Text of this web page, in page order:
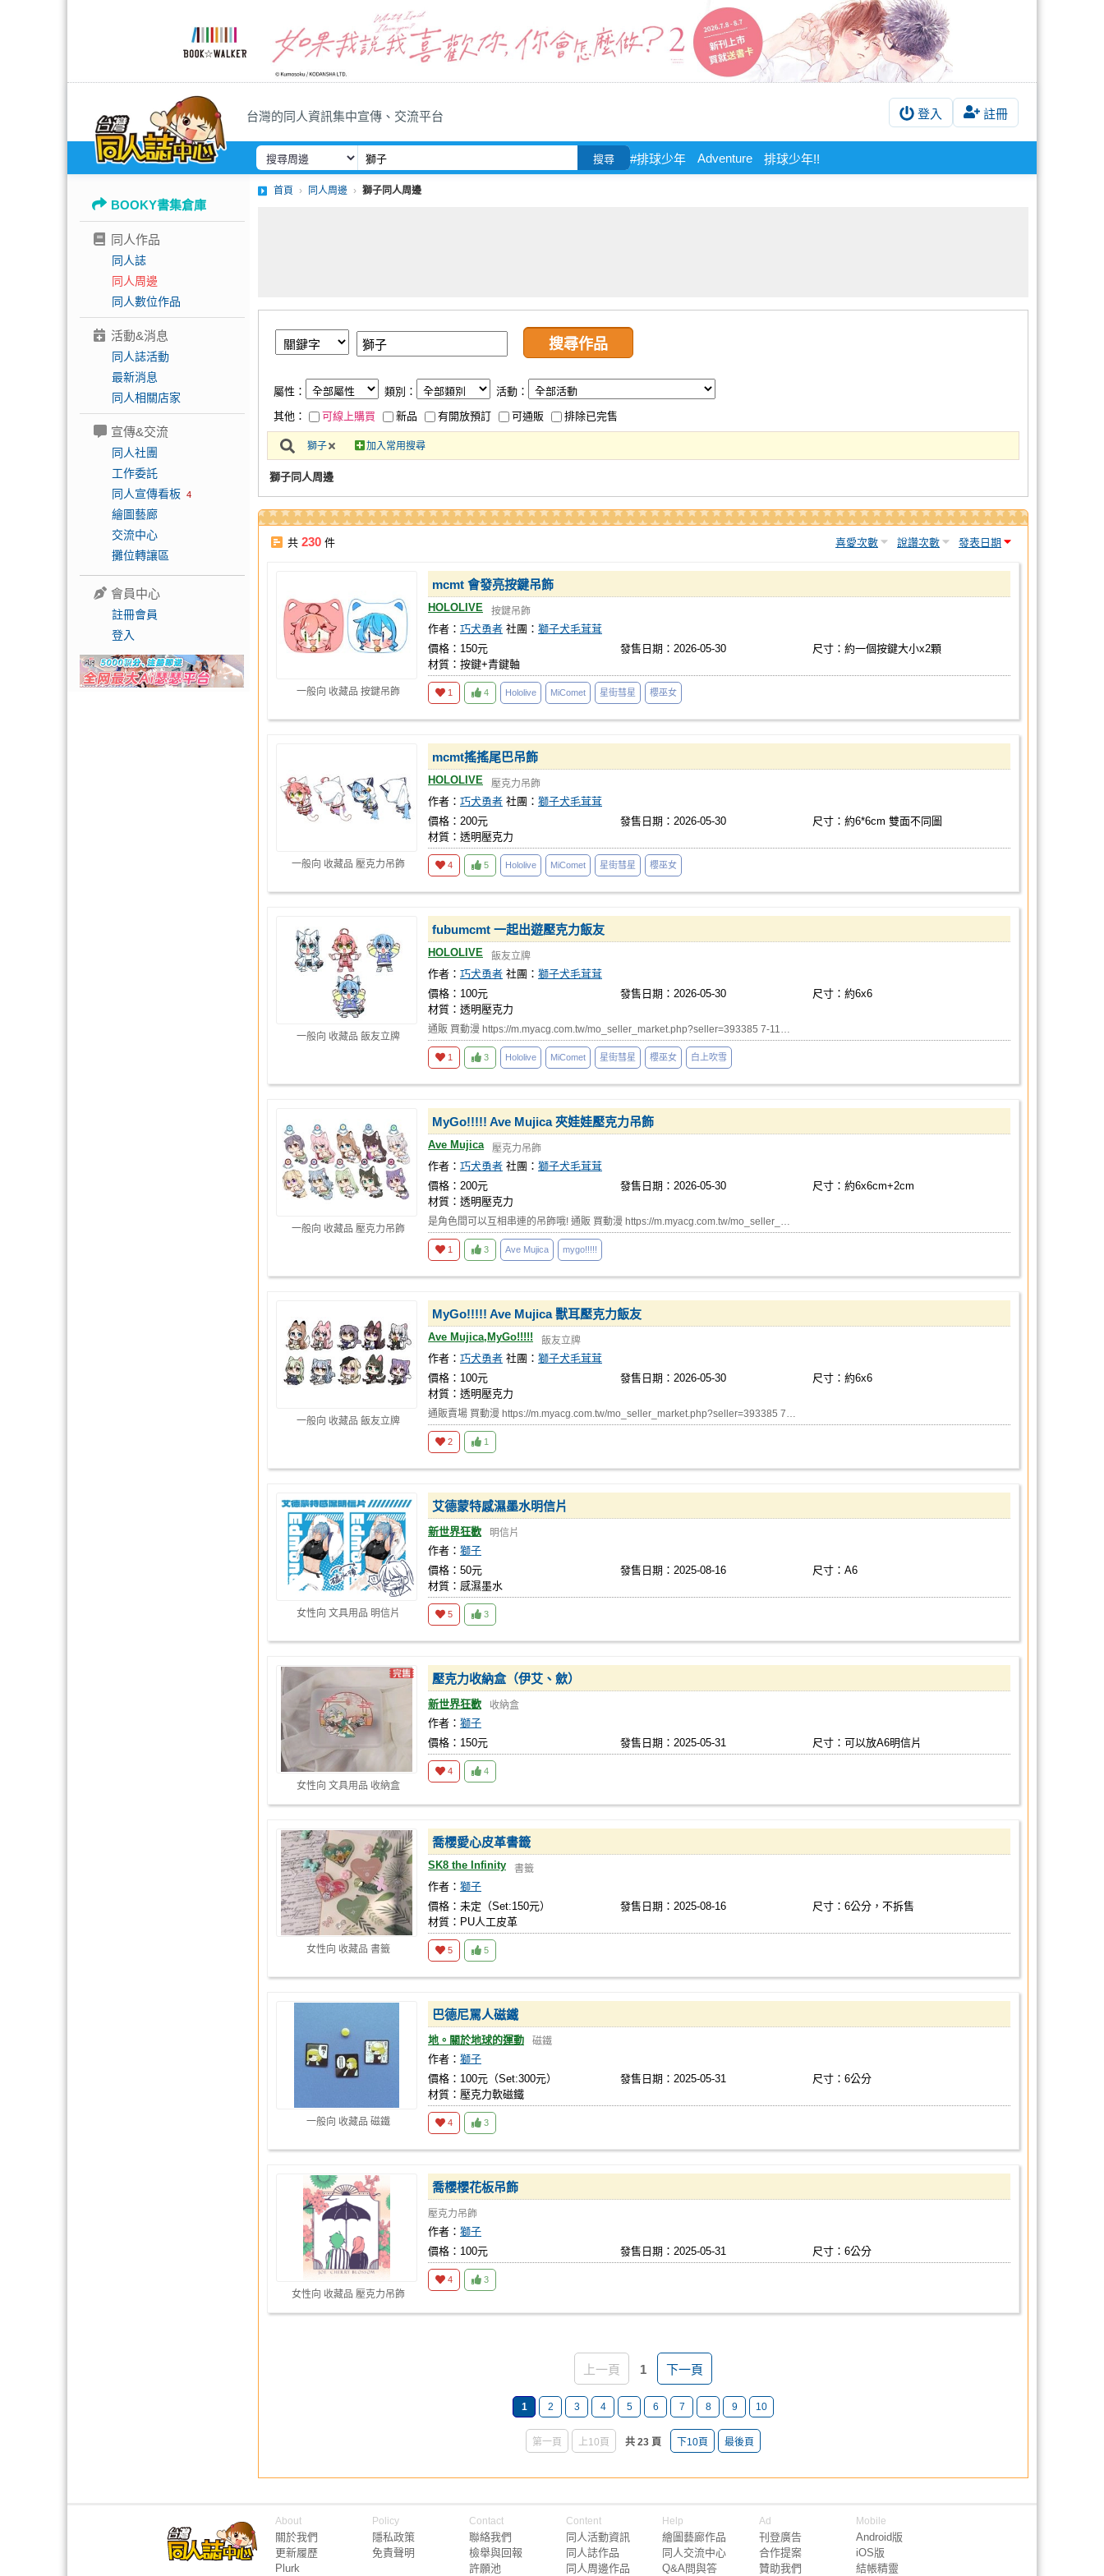
台灣的同人資訊集中宣傳、交流平台 登入 註冊
搜尋 #排球少年 Adventure 排球少年!!
BOOKY書集倉庫
同人作品
同人誌
同人周邊
同人數位作品
活動&消息
同人誌活動
最新消息
同人相關店家
宣傳&交流
同人社團
工作委託
同人宣傳看板 4
繪圖藝廊
交流中心
攤位轉讓區
會員中心
註冊會員
登入
首頁 同人周邊 獅子同人周邊
屬性： 類別：
活動：
其他：
可線上購買 新品 有開放預訂 可通販 排除已完售
獅子 加入常用搜尋
獅子同人周邊
共 230 件 喜愛次數 說讚次數 發表日期
一般向 收藏品 按鍵吊飾
mcmt 會發亮按鍵吊飾
HOLOLIVE 按鍵吊飾
作者： 巧犬勇者 社團： 獅子犬毛茸茸
價格：150元
發售日期：2026-05-30
尺寸：約一個按鍵大小x2顆
材質：按鍵+青鍵軸
1 4 Hololive MiComet 星街彗星 櫻巫女
一般向 收藏品 壓克力吊飾
mcmt搖搖尾巴吊飾
HOLOLIVE 壓克力吊飾
作者： 巧犬勇者 社團： 獅子犬毛茸茸
價格：200元
發售日期：2026-05-30
尺寸：約6*6cm 雙面不同圖
材質：透明壓克力
4 5 Hololive MiComet 星街彗星 櫻巫女
一般向 收藏品 飯友立牌
fubumcmt 一起出遊壓克力飯友
HOLOLIVE 飯友立牌
作者： 巧犬勇者 社團： 獅子犬毛茸茸
價格：100元
發售日期：2026-05-30
尺寸：約6x6
材質：透明壓克力
通販 買動漫 https://m.myacg.com.tw/mo_seller_market.php?seller=393385 7-11…
1 3 Hololive MiComet 星街彗星 櫻巫女 白上吹雪
一般向 收藏品 壓克力吊飾
MyGo!!!!! Ave Mujica 夾娃娃壓克力吊飾
Ave Mujica 壓克力吊飾
作者： 巧犬勇者 社團： 獅子犬毛茸茸
價格：200元
發售日期：2026-05-30
尺寸：約6x6cm+2cm
材質：透明壓克力
是角色間可以互相串連的吊飾哦! 通販 買動漫 https://m.myacg.com.tw/mo_seller_…
1 3 Ave Mujica mygo!!!!!
一般向 收藏品 飯友立牌
MyGo!!!!! Ave Mujica 獸耳壓克力飯友
Ave Mujica,MyGo!!!!! 飯友立牌
作者： 巧犬勇者 社團： 獅子犬毛茸茸
價格：100元
發售日期：2026-05-30
尺寸：約6x6
材質：透明壓克力
通販賣場 買動漫 https://m.myacg.com.tw/mo_seller_market.php?seller=393385 7…
2 1
女性向 文具用品 明信片
艾德蒙特感濕墨水明信片
新世界狂歡 明信片
作者： 獅子
價格：50元
發售日期：2025-08-16
尺寸：A6
材質：感濕墨水
5 3
女性向 文具用品 收納盒
壓克力收納盒（伊艾、歛）
新世界狂歡 收納盒
作者： 獅子
價格：150元
發售日期：2025-05-31 尺寸：可以放A6明信片
4 4
女性向 收藏品 書籤
喬櫻愛心皮革書籤
SK8 the Infinity 書籤
作者： 獅子
價格：未定（Set:150元）
發售日期：2025-08-16
尺寸：6公分，不拆售
材質：PU人工皮革
5 5
一般向 收藏品 磁鐵
巴德尼罵人磁鐵
地。關於地球的運動 磁鐵
作者： 獅子
價格：100元（Set:300元）
發售日期：2025-05-31
尺寸：6公分
材質：壓克力軟磁鐵
4 3
女性向 收藏品 壓克力吊飾
喬櫻櫻花板吊飾
壓克力吊飾
作者： 獅子
價格：100元
發售日期：2025-05-31 尺寸：6公分
4 3
上一頁 1 下一頁
1 2 3 4 5 6 7 8 9 10
第一頁 上10頁 共 23 頁 下10頁 最後頁
About
關於我們
更新履歷
Plurk
Policy
隱私政策
免責聲明
Contact
聯絡我們
檢舉與回報
許願池
Content
同人活動資訊
同人誌作品
同人周邊作品
Help
繪圖藝廊作品
同人交流中心
Q&A問與答
Ad
刊登廣告
合作提案
贊助我們
Mobile
Android版
iOS版
結帳精靈